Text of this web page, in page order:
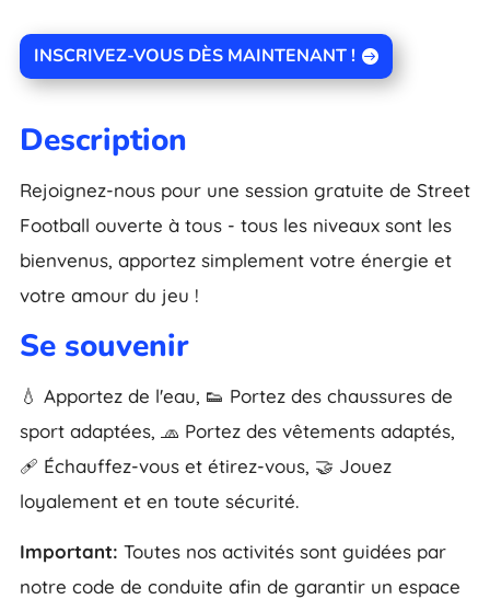
INSCRIVEZ-VOUS DÈS MAINTENANT !
Description
Rejoignez-nous pour une session gratuite de Street
Football ouverte à tous - tous les niveaux sont les
bienvenus, apportez simplement votre énergie et
votre amour du jeu !
Se souvenir
💧 Apportez de l'eau, 👟 Portez des chaussures de
sport adaptées, 🧢 Portez des vêtements adaptés,
🩹 Échauffez-vous et étirez-vous, 🤝 Jouez
loyalement et en toute sécurité.
Important: Toutes nos activités sont guidées par
notre code de conduite afin de garantir un espace